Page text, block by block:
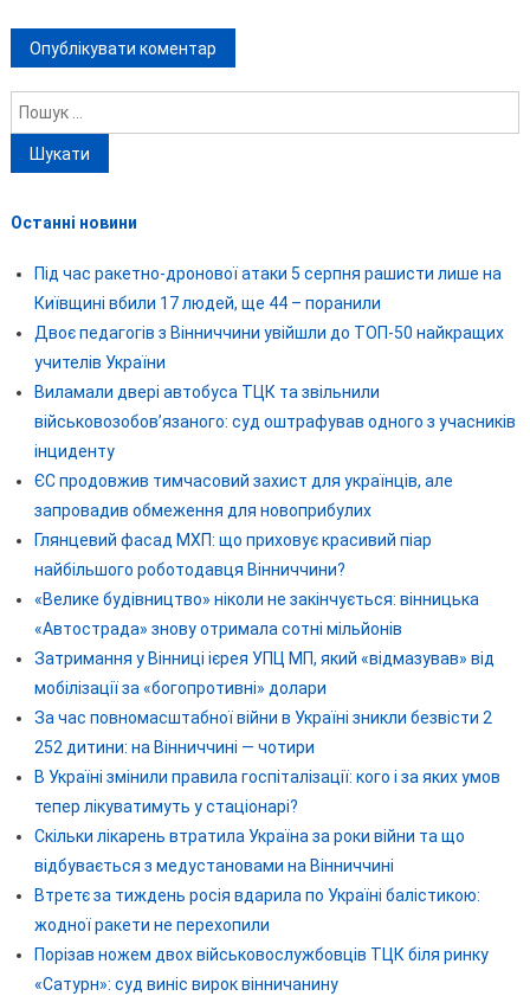
Пошук:
Останні новини
Під час ракетно-дронової атаки 5 серпня рашисти лише на
Київщині вбили 17 людей, ще 44 – поранили
Двоє педагогів з Вінниччини увійшли до ТОП-50 найкращих
учителів України
Виламали двері автобуса ТЦК та звільнили
військовозобов’язаного: суд оштрафував одного з учасників
інциденту
ЄС продовжив тимчасовий захист для українців, але
запровадив обмеження для новоприбулих
Глянцевий фасад МХП: що приховує красивий піар
найбільшого роботодавця Вінниччини?
«Велике будівництво» ніколи не закінчується: вінницька
«Автострада» знову отримала сотні мільйонів
Затримання у Вінниці ієрея УПЦ МП, який «відмазував» від
мобілізації за «богопротивні» долари
За час повномасштабної війни в Україні зникли безвісти 2
252 дитини: на Вінниччині — чотири
В Україні змінили правила госпіталізації: кого і за яких умов
тепер лікуватимуть у стаціонарі?
Скільки лікарень втратила Україна за роки війни та що
відбувається з медустановами на Вінниччині
Втретє за тиждень росія вдарила по Україні балістикою:
жодної ракети не перехопили
Порізав ножем двох військовослужбовців ТЦК біля ринку
«Сатурн»: суд виніс вирок вінничанину